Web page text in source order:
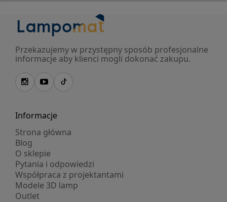
Przekazujemy w przystępny sposób profesjonalne
informacje aby klienci mogli dokonać zakupu.
Informacje
Strona główna
Blog
O sklepie
Pytania i odpowiedzi
Współpraca z projektantami
Modele 3D lamp
Outlet